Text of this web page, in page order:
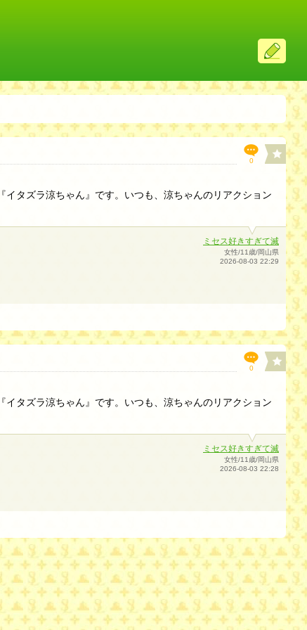
ス
レ
投
0
タズラ涼ちゃん』です。いつも、涼ちゃんのリアクション
ミセス好きすぎて滅
女性/11歳/岡山県
2026-08-03 22:29
0
タズラ涼ちゃん』です。いつも、涼ちゃんのリアクション
ミセス好きすぎて滅
女性/11歳/岡山県
2026-08-03 22:28